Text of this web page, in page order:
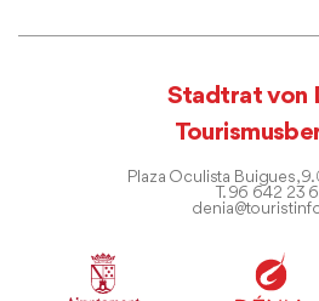
Stadtrat von
Plaza Oculista Buigues,
T. 96 642 23